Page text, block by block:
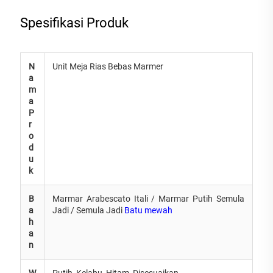
Spesifikasi Produk
N
a
m
a
P
r
o
d
u
k
Unit Meja Rias Bebas Marmer
B
a
h
a
n
Marmar Arabescato Itali / Marmar Putih Semula
Jadi / Semula Jadi Batu mewah